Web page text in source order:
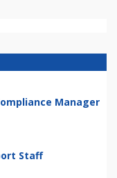
Manager
Staff